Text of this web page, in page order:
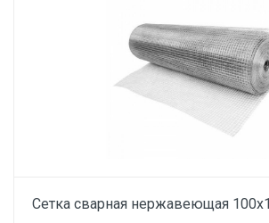
Сетка сварная нержавеющая